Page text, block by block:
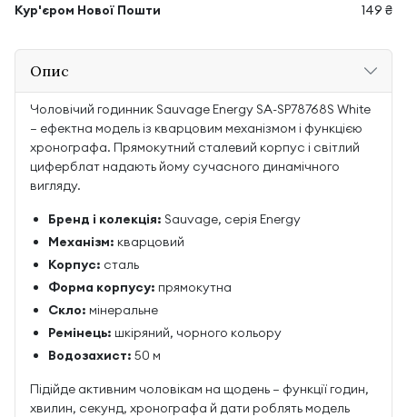
Кур'єром Нової Пошти
149 ₴
Опис
Чоловічий годинник Sauvage Energy SA-SP78768S White
— ефектна модель із кварцовим механізмом і функцією
хронографа. Прямокутний сталевий корпус і світлий
циферблат надають йому сучасного динамічного
вигляду.
Бренд і колекція: Sauvage, серія Energy
Механізм: кварцовий
Корпус: сталь
Форма корпусу: прямокутна
Скло: мінеральне
Ремінець: шкіряний, чорного кольору
Водозахист: 50 м
Підійде активним чоловікам на щодень — функції годин,
хвилин, секунд, хронографа й дати роблять модель